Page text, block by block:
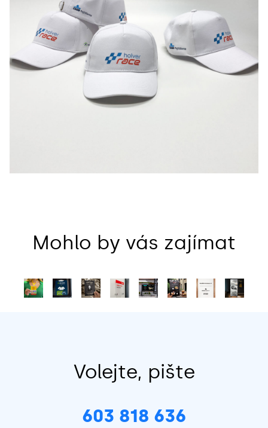
Mohlo by vás zajímat
Volejte, pište
603 818 636